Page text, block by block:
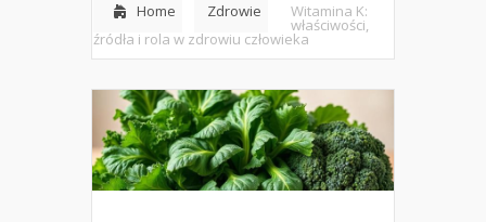
Home Zdrowie Witamina K:
właściwości,
źródła i rola w zdrowiu człowieka